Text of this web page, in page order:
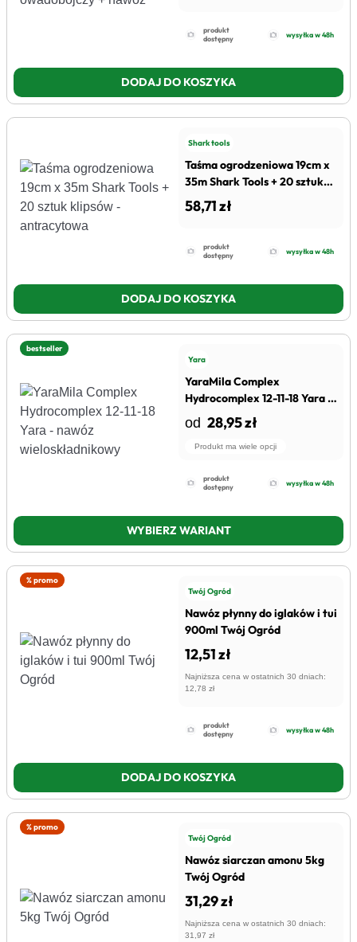
produkt
dostępny
wysyłka w 48h
DODAJ DO KOSZYKA
Shark tools
Taśma ogrodzeniowa 19cm x
35m Shark Tools + 20 sztuk
klipsów - antracytowa
58,71 zł
produkt
dostępny
wysyłka w 48h
DODAJ DO KOSZYKA
bestseller
Yara
YaraMila Complex
Hydrocomplex 12-11-18 Yara -
nawóz wieloskładnikowy
od 28,95 zł
Produkt ma wiele opcji
produkt
dostępny
wysyłka w 48h
WYBIERZ WARIANT
% promo
Twój Ogród
Nawóz płynny do iglaków i tui
900ml Twój Ogród
12,51 zł
Najniższa cena w ostatnich 30 dniach:
12,78 zł
produkt
dostępny
wysyłka w 48h
DODAJ DO KOSZYKA
% promo
Twój Ogród
Nawóz siarczan amonu 5kg
Twój Ogród
31,29 zł
Najniższa cena w ostatnich 30 dniach:
31,97 zł